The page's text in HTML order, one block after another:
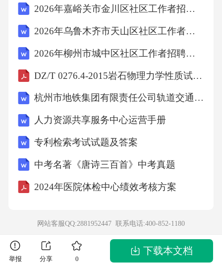
伤。关于此事件中学校应承担的法律责任，下
列说法正确的是()。A、学校无需承担任何责
任，因学生受伤是意外事件B、学校需承担全部
赔偿责任，因未提供安全保障C、学校需根据过
错程度承担相应赔偿责任D、学校仅需向学生家
长道歉，无需承担任何经济责任答案：C解析：
进行活动时负有安全保障义务，若因学校疏忽
导致学生受伤，需承担相应赔偿责任。C项正
确，学校责任大小取决于其过错程度。A项错
误，学校存在管理责任。B项错误，需根据实际
人身伤害。关于此事件中生产者的法律责任，
2026年嘉峪关市金川区社区工作者招聘考试模拟试题及答案解析
2026年乌鲁木齐市天山区社区工作者招聘考试模拟试题及答案解析
2026年柳州市城中区社区工作者招聘考试模拟试题及答案解析
DZ/T 0276.4-2015岩石物理力学性质试验规程第4部分：岩石密度试验
杭州市地铁集团有限责任公司轨道交通保护区管理实施办法7.28修改
人力资源共享服务中心运营手册
专利检索考试试题及答案
中考名著《唐诗三百首》中考真题
2024年医院体检中心绩效考核方案
网站客服QQ:2881952447 联系电话:400-852-1180
举报 分享 0
下载本文档